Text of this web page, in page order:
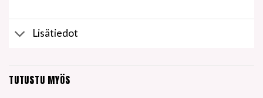
Lisätiedot
TUTUSTU MYÖS